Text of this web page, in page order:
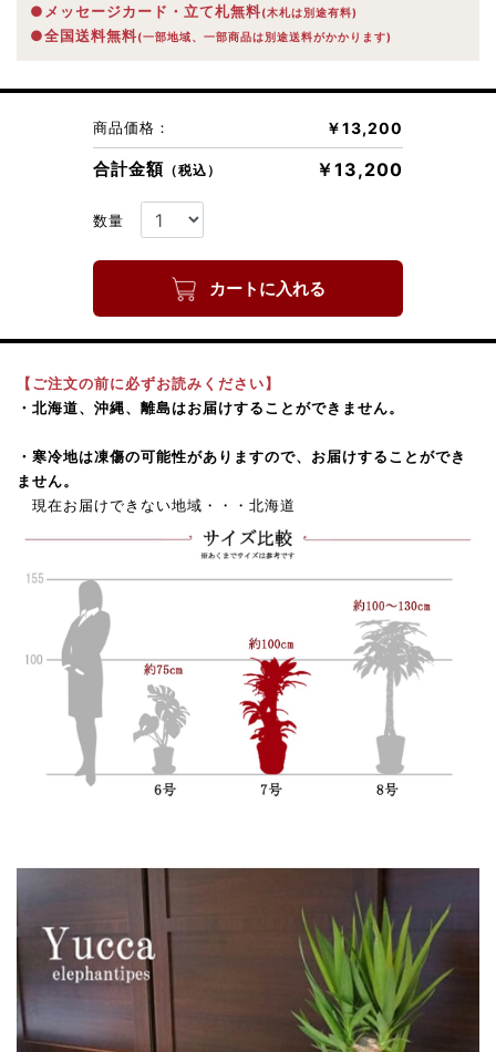
●メッセージカード・立て札無料(木札は別途有料)
●全国送料無料(一部地域、一部商品は別途送料がかかります)
商品価格： ￥13,200
合計金額 （税込） ￥13,200
数量
カートに入れる
【ご注文の前に必ずお読みください】
・北海道、沖縄、離島はお届けすることができません。
・寒冷地は凍傷の可能性がありますので、お届けすることができ
ません。
現在お届けできない地域・・・北海道